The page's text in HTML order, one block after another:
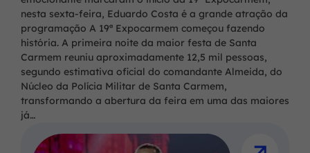
nesta sexta-feira, Eduardo Costa é a grande atração da
programação A 19ª Expocarmem começou fazendo
história. A primeira noite da maior festa de Santa
Carmem reuniu aproximadamente 12,5 mil pessoas,
segundo estimativa oficial do comandante Almeida, do
Núcleo da Polícia Militar de Santa Carmem,
transformando a abertura da feira em uma das maiores
já…